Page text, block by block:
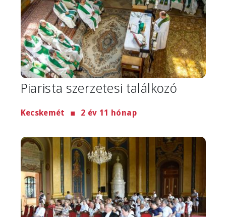
Piarista szerzetesi találkozó
Kecskemét 2 év 11 hónap
Image